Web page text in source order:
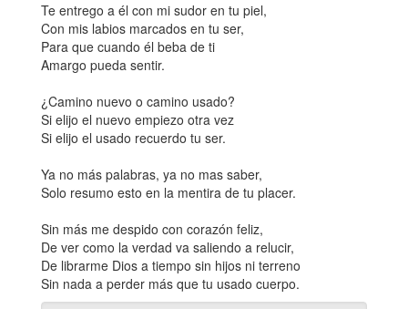
Te entrego a él con mi sudor en tu piel,
Con mis labios marcados en tu ser,
Para que cuando él beba de ti
Amargo pueda sentir.
¿Camino nuevo o camino usado?
Si elijo el nuevo empiezo otra vez
Si elijo el usado recuerdo tu ser.
Ya no más palabras, ya no mas saber,
Solo resumo esto en la mentira de tu placer.
Sin más me despido con corazón feliz,
De ver como la verdad va saliendo a relucir,
De librarme Dios a tiempo sin hijos ni terreno
Sin nada a perder más que tu usado cuerpo.